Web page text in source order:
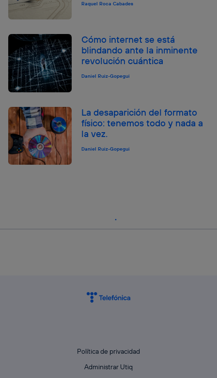
Raquel Roca Cabades
Cómo internet se está
blindando ante la inminente
revolución cuántica
Daniel Ruiz-Gopegui
La desaparición del formato
físico: tenemos todo y nada a
la vez.
Daniel Ruiz-Gopegui
Política de privacidad
Administrar Utiq